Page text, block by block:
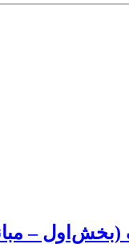
(بخش‌اول –